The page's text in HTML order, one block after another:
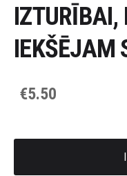
IEKŠĒJAM
€5.50